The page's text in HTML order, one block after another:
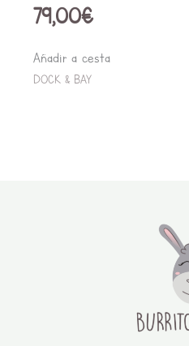
79,00€
Añadir a cesta
DOCK & BAY